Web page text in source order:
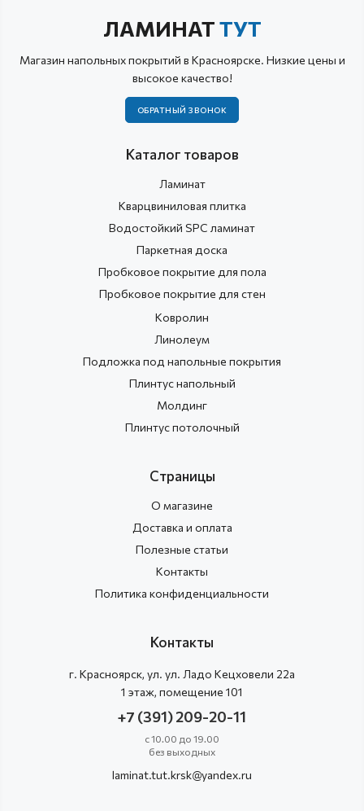
ЛАМИНАТТУТ
Магазин напольных покрытий в Красноярске. Низкие цены и
высокое качество!
ОБРАТНЫЙ ЗВОНОК
Каталог товаров
Ламинат
Кварцвиниловая плитка
Водостойкий SPC ламинат
Паркетная доска
Пробковое покрытие для пола
Пробковое покрытие для стен
Ковролин
Линолеум
Подложка под напольные покрытия
Плинтус напольный
Молдинг
Плинтус потолочный
Страницы
О магазине
Доставка и оплата
Полезные статьи
Контакты
Политика конфиденциальности
Контакты
г. Красноярск, ул. ул. Ладо Кецховели 22а
1 этаж, помещение 101
+7 (391) 209-20-11
с 10.00 до 19.00
без выходных
laminat.tut.krsk@yandex.ru